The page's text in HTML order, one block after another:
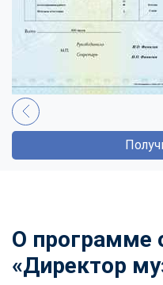
О программе
«Директор